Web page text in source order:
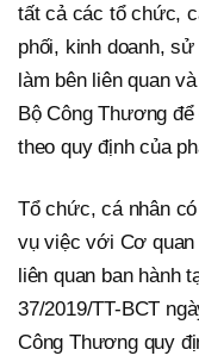
tất cả các tổ chức,
phối, kinh doanh,
làm bên liên quan
Bộ Công Thương
theo quy định của
Tổ chức, cá nhân
vụ việc với Cơ
liên quan ban hành
37/2019/TT-BCT
Công Thương quy